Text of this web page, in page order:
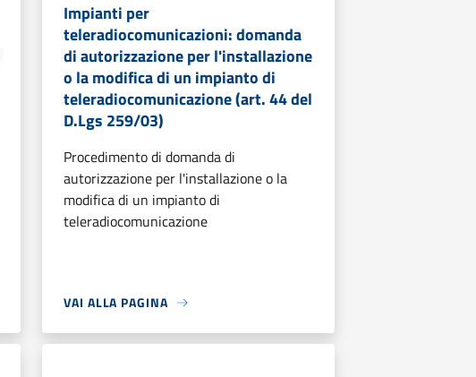
Impianti per
teleradiocomunicazioni: domanda
di autorizzazione per l'installazione
o la modifica di un impianto di
teleradiocomunicazione (art. 44 del
D.Lgs 259/03)
Procedimento di domanda di
autorizzazione per l'installazione o la
modifica di un impianto di
teleradiocomunicazione
VAI ALLA PAGINA